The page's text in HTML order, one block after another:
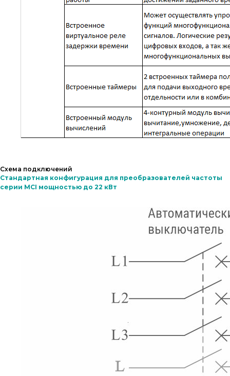
Схема подключений
Стандартная конфигурация для преобразователей частоты
серии MCI мощностью до 22 кВт